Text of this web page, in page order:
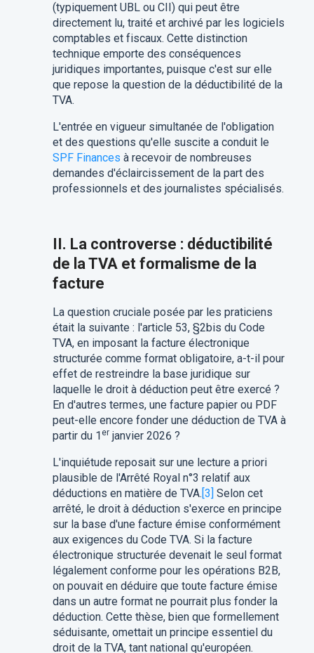
(typiquement UBL ou CII) qui peut être
directement lu, traité et archivé par les logiciels
comptables et fiscaux. Cette distinction
technique emporte des conséquences
juridiques importantes, puisque c'est sur elle
que repose la question de la déductibilité de la
TVA.
L'entrée en vigueur simultanée de l'obligation
et des questions qu'elle suscite a conduit le
SPF Finances à recevoir de nombreuses
demandes d'éclaircissement de la part des
professionnels et des journalistes spécialisés.
II. La controverse : déductibilité
de la TVA et formalisme de la
facture
La question cruciale posée par les praticiens
était la suivante : l'article 53, §2bis du Code
TVA, en imposant la facture électronique
structurée comme format obligatoire, a-t-il pour
effet de restreindre la base juridique sur
laquelle le droit à déduction peut être exercé ?
En d'autres termes, une facture papier ou PDF
peut-elle encore fonder une déduction de TVA à
partir du 1 erjanvier 2026 ?
L'inquiétude reposait sur une lecture a priori
plausible de l'Arrêté Royal n°3 relatif aux
déductions en matière de TVA.[3] Selon cet
arrêté, le droit à déduction s'exerce en principe
sur la base d'une facture émise conformément
aux exigences du Code TVA. Si la facture
électronique structurée devenait le seul format
légalement conforme pour les opérations B2B,
on pouvait en déduire que toute facture émise
dans un autre format ne pourrait plus fonder la
déduction. Cette thèse, bien que formellement
séduisante, omettait un principe essentiel du
droit de la TVA, tant national qu'européen.